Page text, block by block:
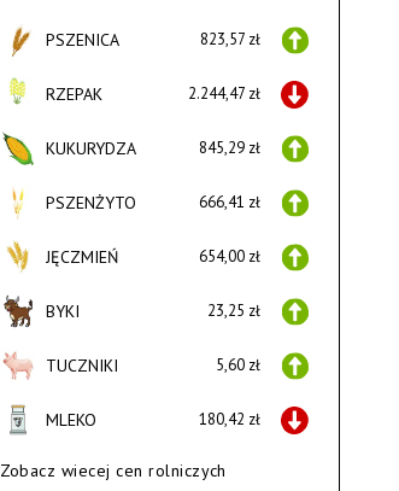
PSZENICA 823,57 zł
RZEPAK 2.244,47 zł
KUKURYDZA 845,29 zł
PSZENŻYTO 666,41 zł
JĘCZMIEŃ 654,00 zł
BYKI 23,25 zł
TUCZNIKI 5,60 zł
MLEKO 180,42 zł
Zobacz wiecej cen rolniczych